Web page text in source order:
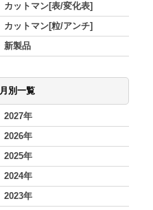
カットマン[表/変化表]
カットマン[粒/アンチ]
新製品
月別一覧
2027年
2026年
2025年
2024年
2023年